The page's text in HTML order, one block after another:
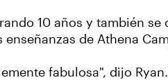
10 años y también
de Athena
fabulosa", dijo